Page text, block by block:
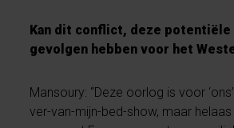
Kan dit conflict, deze
gevolgen hebben voor het
Mansoury: “Deze oorlog is voor
ver-van-mijn-bed-show, maar